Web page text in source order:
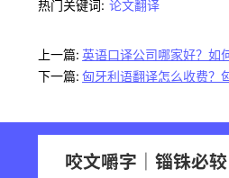
热门关键词: 论文翻译
上一篇: 英语口译公司哪家好？如
下一篇: 匈牙利语翻译怎么收费？
咬文嚼字｜锱铢必